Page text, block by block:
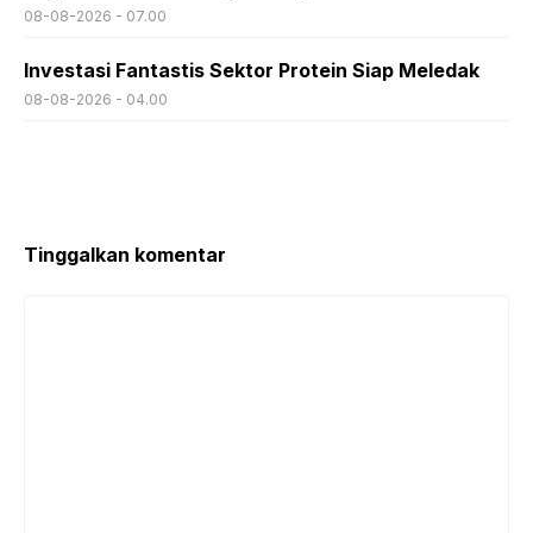
08-08-2026 - 07.00
Investasi Fantastis Sektor Protein Siap Meledak
08-08-2026 - 04.00
Tinggalkan komentar